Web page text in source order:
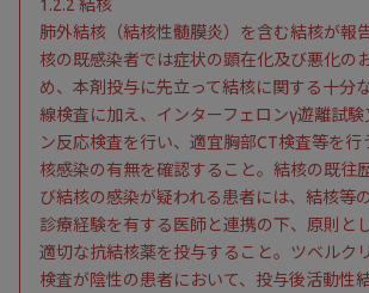
1.2.2 結核
肺外結核（結核性髄膜炎）を含む結核が報
核の既感染者では症状の顕在化及び悪化の
め、本剤投与に先立って結核に関する十分
線検査に加え、インターフェロンγ遊離試験
ン反応検査を行い、適宜胸部CT検査等を行
核感染の有無を確認すること。結核の既往
び結核の感染が疑われる患者には、結核等
診療経験を有する医師と連携の下、原則と
適切な抗結核薬を投与すること。ツベルク
検査が陰性の患者において、投与後活動性